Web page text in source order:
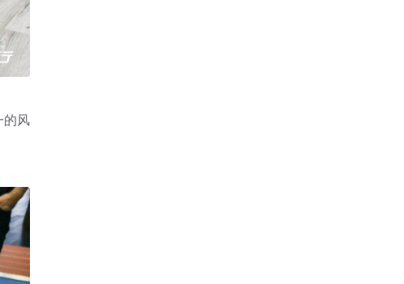
的风